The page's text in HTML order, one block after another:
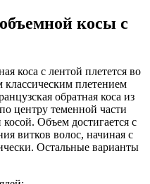
косы с
коса с лентой плетется во
плетением
обратная коса из
центру теменной части
Объем достигается с
витков волос, начиная с
Остальные варианты